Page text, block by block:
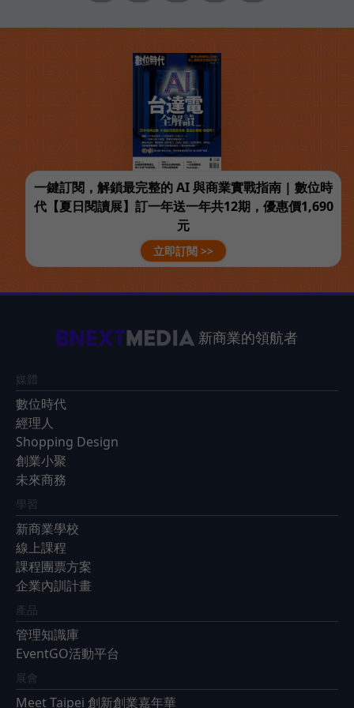
一鍵訂閱，解鎖最完整的 AI 與商業實戰指南 | 數位時
代【夏日閱讀展】訂一年送一年共12期，優惠價1,690
元
立即訂閱 >>
新商業的領航者
媒體
數位時代
經理人
Shopping Design
創業小聚
未來商務
學習
新商業學校
線上課程
課程團票方案
企業內訓計畫
產品
管理知識庫
EventGO活動平台
展會
Meet Taipei 創新創業嘉年華